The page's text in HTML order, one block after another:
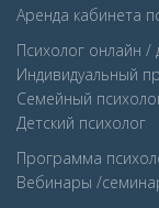
Аренда кабинета
Психолог онлайн /
Индивидуальный
Семейный
Детcкий психолог
Программа
Вебинары /